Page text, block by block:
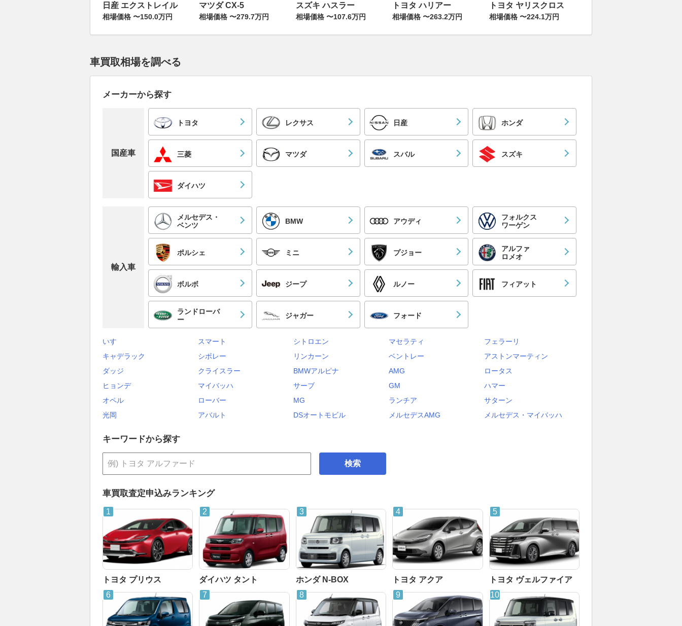
日産 エクストレイル
相場価格 〜150.0万円
マツダ CX-5
相場価格 〜279.7万円
スズキ ハスラー
相場価格 〜107.6万円
トヨタ ハリアー
相場価格 〜263.2万円
トヨタ ヤリスクロス
相場価格 〜224.1万円
車買取相場を調べる
メーカーから探す
国産車
トヨタ レクサス 日産 ホンダ
三菱 マツダ スバル スズキ
ダイハツ
輸入車
メルセデス・
ベンツ
BMW アウディ
フォルクス
ワーゲン
ポルシェ ミニ プジョー
アルファ
ロメオ
ボルボ ジープ ルノー フィアット
ランドローバ
ー
ジャガー フォード
いすゞ スマート シトロエン マセラティ
フェラーリ
キャデラック
シボレー リンカーン ベントレー
アストンマーティン
ダッジ
クライスラー BMWアルピナ AMG
ロータス
ヒョンデ
マイバッハ サーブ GM
ハマー
オペル
ローバー MG ランチア
サターン
光岡
アバルト DSオートモビル メルセデスAMG メルセデス・マイバッハ
キーワードから探す
検索
車買取査定申込みランキング
トヨタ プリウス ダイハツ タント ホンダ N-BOX トヨタ アクア トヨタ ヴェルファイア